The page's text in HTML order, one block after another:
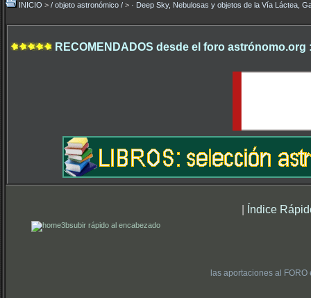
INICIO > / objeto astronómico / > · Deep Sky, Nebulosas y objetos de la Vía Láctea,
RECOMENDADOS desde el foro astrónomo.org
| Índice
subir rápido al encabezado
las aportaciones al